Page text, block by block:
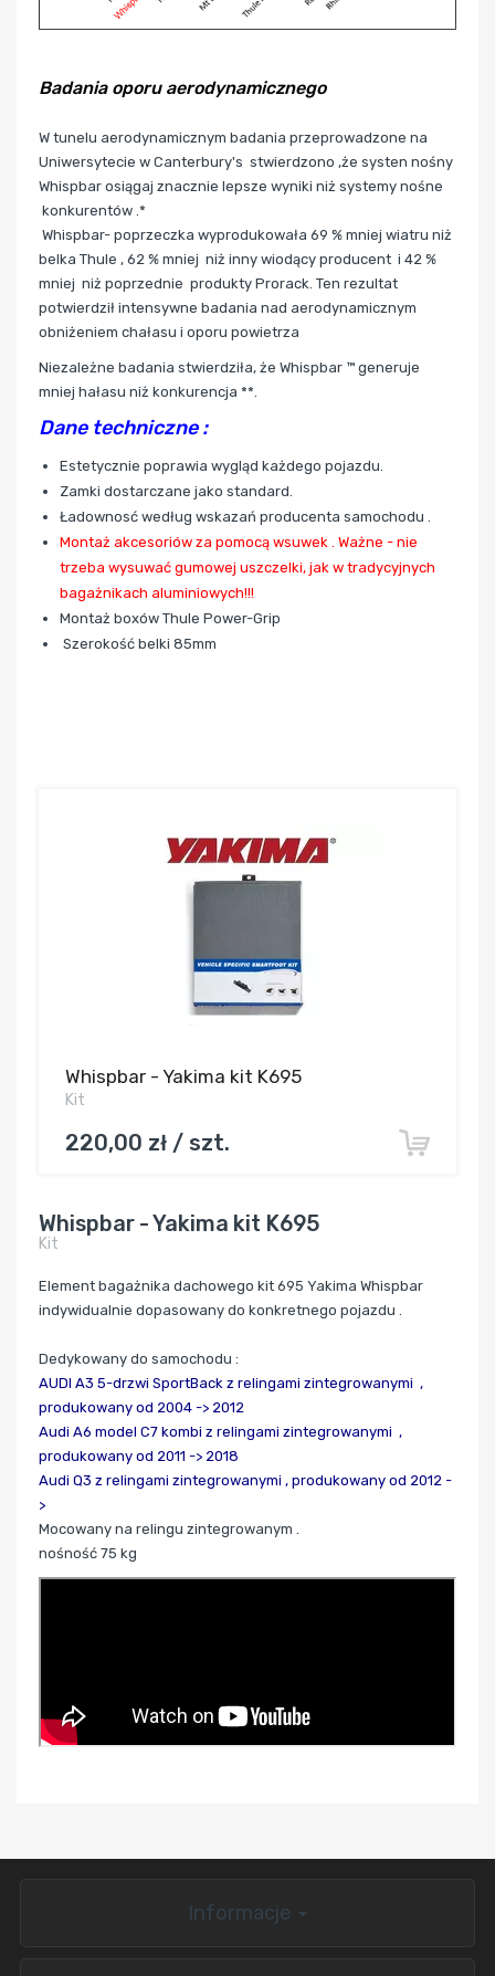
Badania oporu aerodynamicznego
W tunelu aerodynamicznym badania przeprowadzone na
Uniwersytecie w Canterbury's stwierdzono ,że systen nośny
Whispbar osiągaj znacznie lepsze wyniki niż systemy nośne
konkurentów .*
Whispbar- poprzeczka wyprodukowała 69 % mniej wiatru niż
belka Thule , 62 % mniej niż inny wiodący producent i 42 %
mniej niż poprzednie produkty Prorack. Ten rezultat
potwierdził intensywne badania nad aerodynamicznym
obniżeniem chałasu i oporu powietrza
Niezależne badania stwierdziła, że Whispbar ™ generuje
mniej hałasu niż konkurencja **.
Dane techniczne :
Estetycznie poprawia wygląd każdego pojazdu.
Zamki dostarczane jako standard.
Ładownosć według wskazań producenta samochodu .
Montaż akcesoriów za pomocą wsuwek . Ważne - nie
trzeba wysuwać gumowej uszczelki, jak w tradycyjnych
bagażnikach aluminiowych!!!
Montaż boxów Thule Power-Grip
Szerokość belki 85mm
Whispbar - Yakima kit K695
Kit
220,00 zł / szt.
Whispbar - Yakima kit K695
Kit
Element bagażnika dachowego kit 695 Yakima Whispbar
indywidualnie dopasowany do konkretnego pojazdu .
Dedykowany do samochodu :
AUDI A3 5-drzwi SportBack z relingami zintegrowanymi ,
produkowany od 2004 -> 2012
Audi A6 model C7 kombi z relingami zintegrowanymi ,
produkowany od 2011 -> 2018
Audi Q3 z relingami zintegrowanymi , produkowany od 2012 -
>
Mocowany na relingu zintegrowanym .
nośność 75 kg
Informacje